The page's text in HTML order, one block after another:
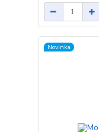
Novinka